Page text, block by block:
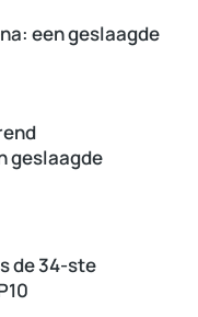
een geslaagde
geslaagde
de 34-ste